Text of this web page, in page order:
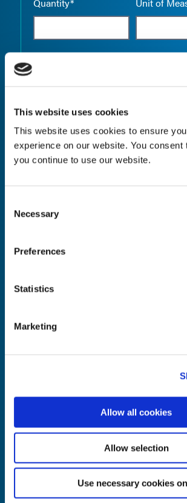
This website uses cookies
This website uses cookies to ensure
experience on our website. You consent
you continue to use our website.
Selection
Necessary
Preferences
Statistics
Marketing
Allow all cookies
Allow selection
Use necessary cookies
Quantity* Unit of
Product Name*
Unit of
Product Name*